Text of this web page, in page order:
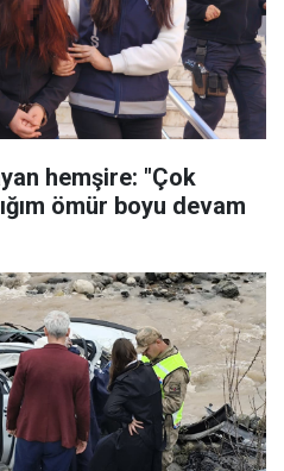
hemşire: "Çok
ömür boyu devam